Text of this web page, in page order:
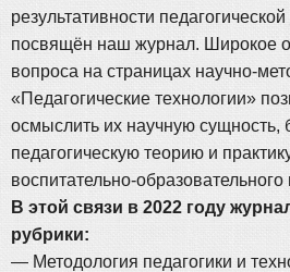
результативности
посвящён наш журнал. Широкое
вопроса на страницах научно-
«Педагогические технологии»
осмыслить их научную сущность,
педагогическую теорию и
воспитательно-образовательного
В этой связи в 2022 году
рубрики:
— Методология педагогики и